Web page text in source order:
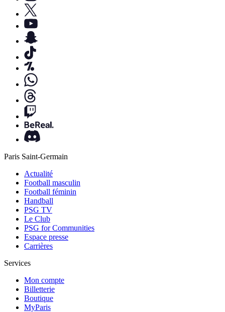
Paris Saint-Germain
Actualité
Football masculin
Football féminin
Handball
PSG TV
Le Club
PSG for Communities
Espace presse
Carrières
Services
Mon compte
Billetterie
Boutique
MyParis